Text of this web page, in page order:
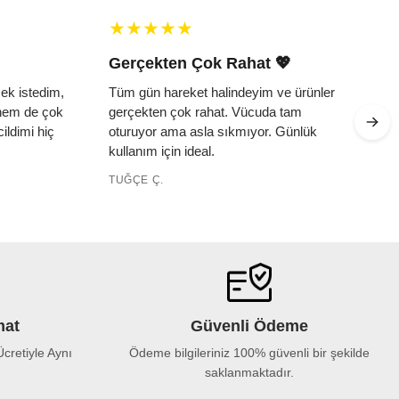
istedim,
de çok
hiç
Gerçekten Çok Rahat 💖
Tüm gün hareket halindeyim ve ürünler
gerçekten çok rahat. Vücuda tam
oturuyor ama asla sıkmıyor. Günlük
kullanım için ideal.
TUĞÇE Ç.
Aynı
Güvenli Ödeme
Ödeme bilgileriniz 100% güvenli bir şekilde
saklanmaktadır.